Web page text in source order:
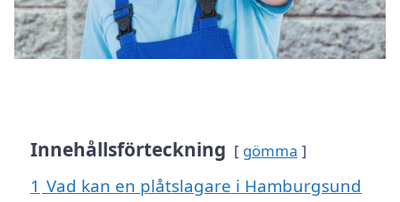
Innehållsförteckning gömma
1 Vad kan en plåtslagare i Hamburgsund